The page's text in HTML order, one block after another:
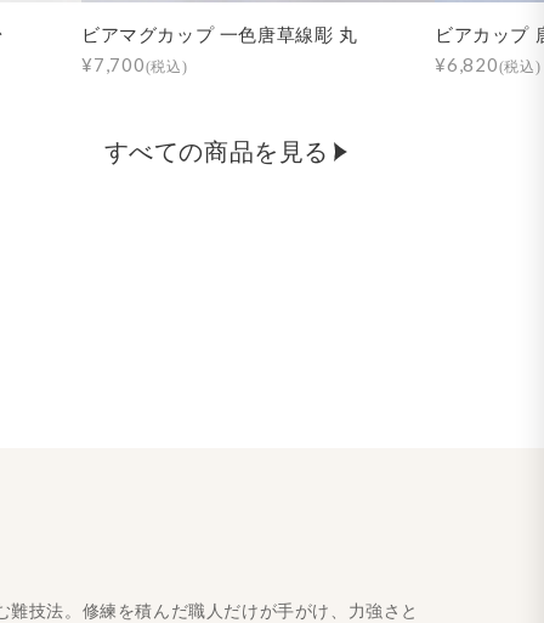
ビアマグカップ 一色唐草線彫 丸
¥7,700(税込)
ビアカップ
¥6,820(税込)
すべての商品を見る
技法。修練を積んだ職人だけが手がけ、力強さと